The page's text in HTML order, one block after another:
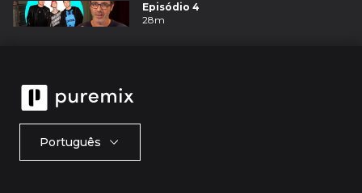
Episódio 4
28m
Português